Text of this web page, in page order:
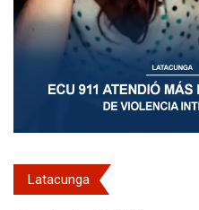
Latacunga